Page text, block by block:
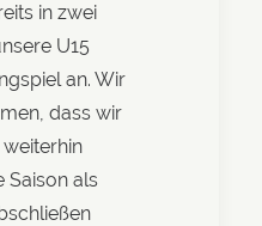
in zwei
U15
an. Wir
dass wir
Saison als